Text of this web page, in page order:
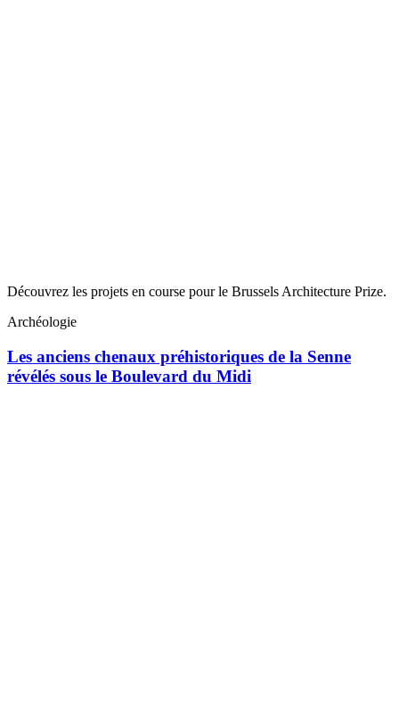
Découvrez les projets en course pour le Brussels Architecture Prize.
Archéologie
Les anciens chenaux préhistoriques de la Senne
révélés sous le Boulevard du Midi